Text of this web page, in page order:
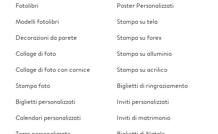
Fotolibri
Modelli fotolibri
Decorazioni da parete
Collage di foto
Collage di foto con cornice
Stampa foto
Biglietti personalizzati
Calendari personalizzati
Poster Personalizzati
Stampa su tela
Stampa su forex
Stampa su alluminio
Stampa su acrilico
Biglietti di ringraziamento
Inviti personalizzati
Inviti di matrimonio